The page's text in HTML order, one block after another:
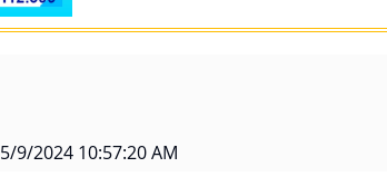
5/9/2024 10:57:20 AM